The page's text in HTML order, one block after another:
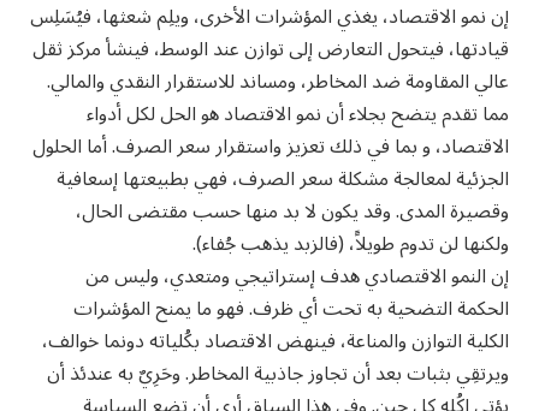
إن نمو الاقتصاد، يغذي المؤشرات الأخرى، ويلِم شعثها، فيُسَلِس
قيادتها، فيتحول التعارض إلى توازن عند الوسط، فينشأ مركز ثقل
عالي المقاومة ضد المخاطر، ومساند للاستقرار النقدي والمالي.
مما تقدم يتضح بجلاء أن نمو الاقتصاد هو الحل لكل أدواء
الاقتصاد، و بما في ذلك تعزيز واستقرار سعر الصرف. أما الحلول
الجزئية لمعالجة مشكلة سعر الصرف، فهي بطبيعتها إسعافية
وقصيرة المدى. وقد يكون لا بد منها حسب مقتضى الحال،
ولكنها لن تدوم طويلاًَ، (فالزبد يذهب جُفاء).
إن النمو الاقتصادي هدف إستراتيجي ومتعدي، وليس من
الحكمة التضحية به تحت أي ظرف. فهو ما يمنح المؤشرات
الكلية التوازن والمناعة، فينهض الاقتصاد بكُلياته دونما خوالف،
ويرتقِي بثبات بعد أن تجاوز جاذبية المخاطر. وحَرِيٌ به عندئذ أن